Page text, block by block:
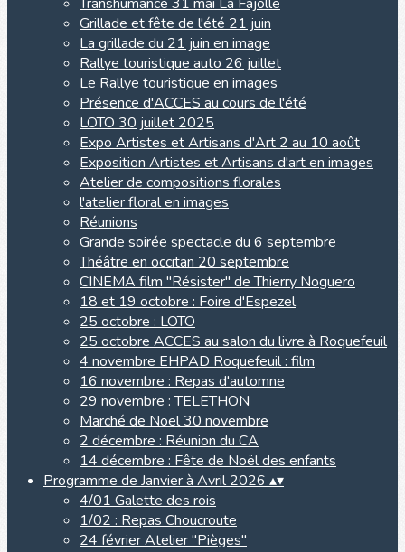
Grillade et fête de l'été 21 juin
La grillade du 21 juin en image
Rallye touristique auto 26 juillet
Le Rallye touristique en images
Présence d'ACCES au cours de l'été
LOTO 30 juillet 2025
Expo Artistes et Artisans d'Art 2 au 10 août
Exposition Artistes et Artisans d'art en images
Atelier de compositions florales
l'atelier floral en images
Réunions
Grande soirée spectacle du 6 septembre
Théâtre en occitan 20 septembre
CINEMA film "Résister" de Thierry Noguero
18 et 19 octobre : Foire d'Espezel
25 octobre : LOTO
25 octobre ACCES au salon du livre à Roquefeuil
4 novembre EHPAD Roquefeuil : film
16 novembre : Repas d'automne
29 novembre : TELETHON
Marché de Noël 30 novembre
2 décembre : Réunion du CA
14 décembre : Fête de Noël des enfants
Programme de Janvier à Avril 2026 ▴▾
4/01 Galette des rois
1/02 : Repas Choucroute
24 février Atelier "Pièges"